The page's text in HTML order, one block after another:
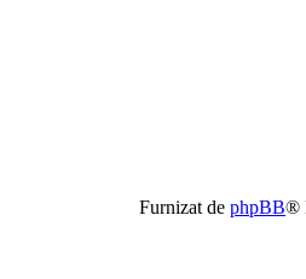
Furnizat de phpBB®